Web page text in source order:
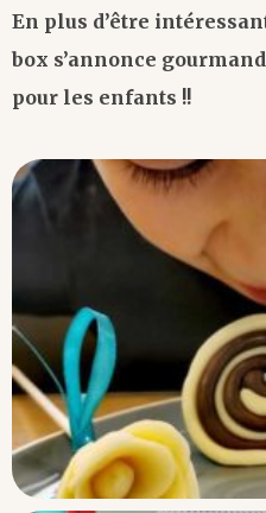
En plus d’être
box s’annonce
pour les enfants !!